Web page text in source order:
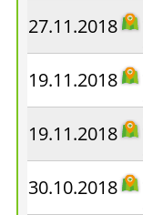
27.11.2018
19.11.2018
19.11.2018
30.10.2018